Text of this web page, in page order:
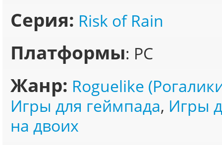
Серия: Risk of Rain
Платформы: PC
Жанр: Roguelike
Игры для геймпада, Игры
на двоих